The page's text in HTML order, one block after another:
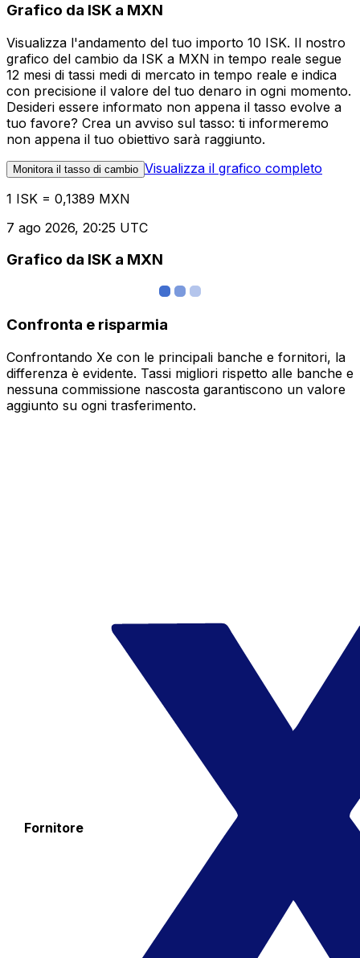
Grafico da ISK a MXN
Visualizza l'andamento del tuo importo 10 ISK. Il nostro
grafico del cambio da ISK a MXN in tempo reale segue
12 mesi di tassi medi di mercato in tempo reale e indica
con precisione il valore del tuo denaro in ogni momento.
Desideri essere informato non appena il tasso evolve a
tuo favore? Crea un avviso sul tasso: ti informeremo
non appena il tuo obiettivo sarà raggiunto.
Monitora il tasso di cambio Visualizza il grafico completo
1 ISK = 0,1389 MXN
7 ago 2026, 20:25 UTC
Grafico da ISK a MXN
Confronta e risparmia
Confrontando Xe con le principali banche e fornitori, la
differenza è evidente. Tassi migliori rispetto alle banche e
nessuna commissione nascosta garantiscono un valore
aggiunto su ogni trasferimento.
Fornitore